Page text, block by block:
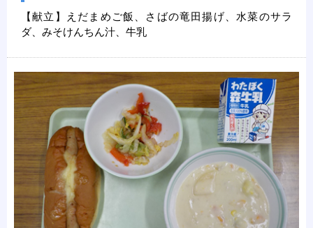
【献立】えだまめご飯、さばの竜田揚げ、水菜のサラ
ダ、みそけんちん汁、牛乳